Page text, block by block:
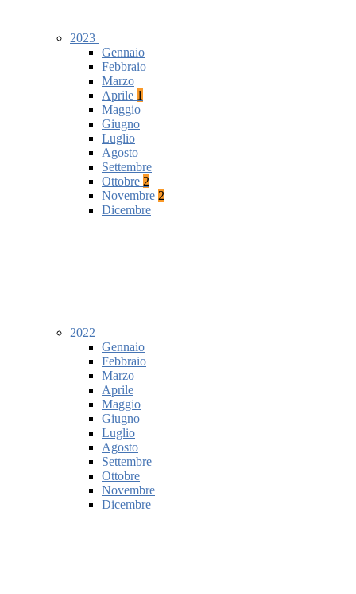
2023
Gennaio
Febbraio
Marzo
Aprile 1
Maggio
Giugno
Luglio
Agosto
Settembre
Ottobre 2
Novembre 2
Dicembre
2022
Gennaio
Febbraio
Marzo
Aprile
Maggio
Giugno
Luglio
Agosto
Settembre
Ottobre
Novembre
Dicembre